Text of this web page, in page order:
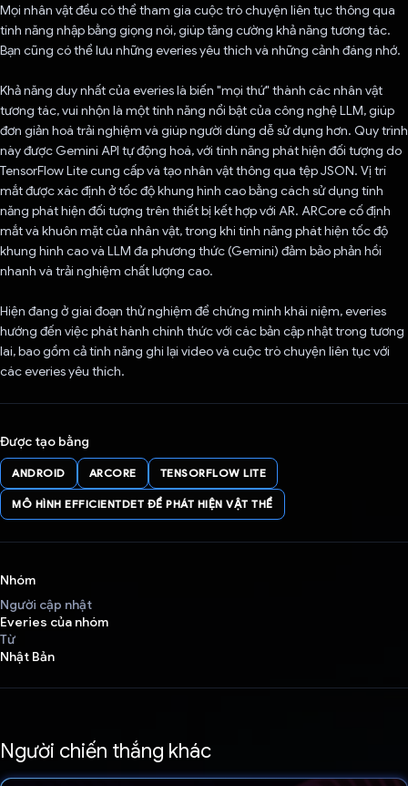
Mọi nhân vật đều có thể tham gia cuộc trò chuyện liên tục thông qua
tính năng nhập bằng giọng nói, giúp tăng cường khả năng tương tác.
Bạn cũng có thể lưu những everies yêu thích và những cảnh đáng nhớ.
Khả năng duy nhất của everies là biến "mọi thứ" thành các nhân vật
tương tác, vui nhộn là một tính năng nổi bật của công nghệ LLM, giúp
đơn giản hoá trải nghiệm và giúp người dùng dễ sử dụng hơn. Quy trình
này được Gemini API tự động hoá, với tính năng phát hiện đối tượng do
TensorFlow Lite cung cấp và tạo nhân vật thông qua tệp JSON. Vị trí
mắt được xác định ở tốc độ khung hình cao bằng cách sử dụng tính
năng phát hiện đối tượng trên thiết bị kết hợp với AR. ARCore cố định
mắt và khuôn mặt của nhân vật, trong khi tính năng phát hiện tốc độ
khung hình cao và LLM đa phương thức (Gemini) đảm bảo phản hồi
nhanh và trải nghiệm chất lượng cao.
Hiện đang ở giai đoạn thử nghiệm để chứng minh khái niệm, everies
hướng đến việc phát hành chính thức với các bản cập nhật trong tương
lai, bao gồm cả tính năng ghi lại video và cuộc trò chuyện liên tục với
các everies yêu thích.
Được tạo bằng
ANDROID ARCORE TENSORFLOW LITE
MÔ HÌNH EFFICIENTDET ĐỂ PHÁT HIỆN VẬT THỂ
Nhóm
Người cập nhật
Everies của nhóm
Từ
Nhật Bản
Người chiến thắng khác